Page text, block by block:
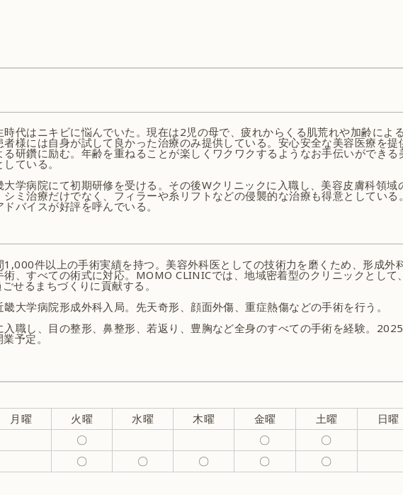
代はニキビに悩んでいた。現在は2児の母で、疲れからくる肌荒れや加齢によ
様には自身が試して良かった治療のみ提供している。安心安全な美容医療を提
る研鑽に励む。年齢を重ねることが楽しくワクワクするようなお手伝いができる
ている。
学病院にて初期研修を受ける。その後Wクリニックに入職し、美容皮膚科領域
ミ治療だけでなく、フィラーや糸リフトなどの侵襲的な治療も得意としている
バイスが好評を呼んでいる。
1,000件以上の手術実績を持つ。美容外科医としての技術力を磨くため、形成外
、すべての術式に対応。MOMO CLINICでは、地域密着型のクリニックとして
せるまちづくりに貢献する。
大学病院形成外科入局。先天奇形、顔面外傷、重症熱傷などの手術を行う。
職し、目の整形、鼻整形、若返り、豊胸など全身のすべての手術を経験。
予定。
月曜 火曜 水曜 木曜 金曜 土曜
日曜
〇 〇
〇
〇 〇 〇 〇
〇